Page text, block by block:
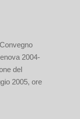
2004-
del
2005, ore